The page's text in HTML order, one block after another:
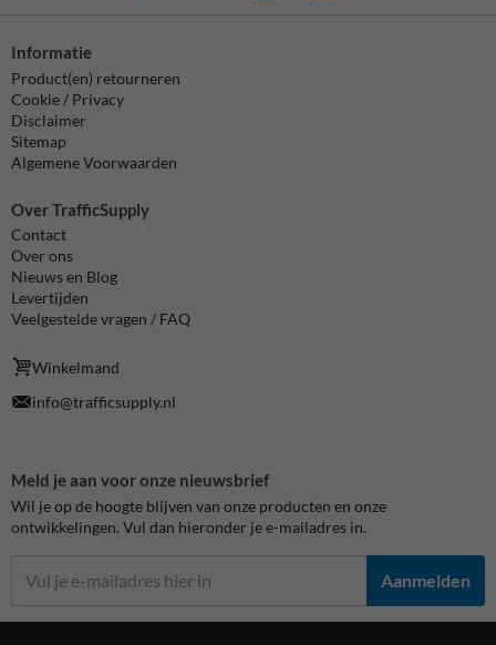
Informatie
Product(en) retourneren
Cookie / Privacy
Disclaimer
Sitemap
Algemene Voorwaarden
Over TrafficSupply
Contact
Over ons
Nieuws en Blog
Levertijden
Veelgestelde vragen / FAQ
Winkelmand
info@trafficsupply.nl
Meld je aan voor onze nieuwsbrief
Wil je op de hoogte blijven van onze producten en onze
ontwikkelingen. Vul dan hieronder je e-mailadres in.
Aanmelden